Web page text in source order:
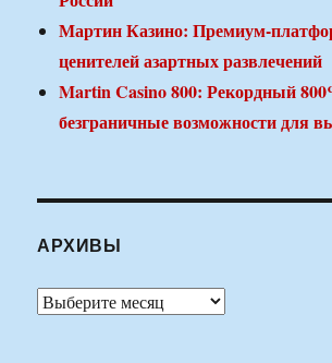
Мартин Казино: Премиум-
ценителей азартных развлечений
Martin Casino 800: Рекордный
безграничные возможности для
АРХИВЫ
Архивы